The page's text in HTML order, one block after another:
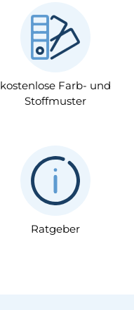
kostenlose Farb- und
Stoffmuster
Ratgeber